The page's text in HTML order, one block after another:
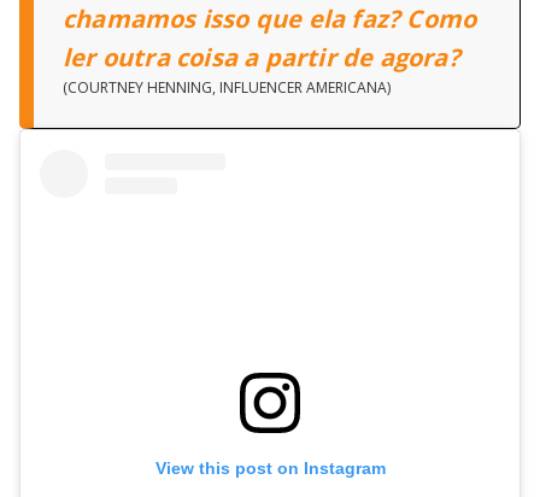
chamamos isso que ela faz? Como
ler outra coisa a partir de agora?
(COURTNEY HENNING, INFLUENCER AMERICANA)
View this post on Instagram